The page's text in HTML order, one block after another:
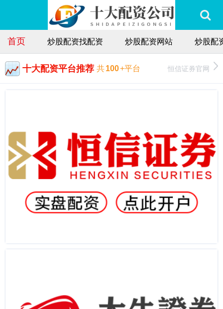
首页 炒股配资找配资 炒股配资网站 炒股配
十大配资平台推荐 共100+平台 恒信证券官网